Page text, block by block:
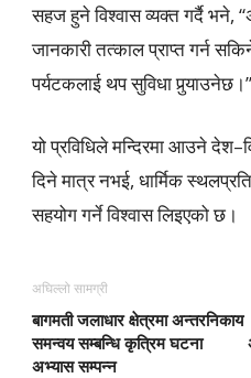
सहज हुने विश्वास व्यक्त गर्दै भने,
जानकारी तत्काल प्राप्त गर्न
पर्यटकलाई थप सुविधा पुर्‍याउनेछ।”
यो प्रविधिले मन्दिरमा आउने
दिने मात्र नभई, धार्मिक
सहयोग गर्ने विश्वास लिइएको छ।
अघिल्लो सामग्री
बागमती जलाधार क्षेत्रमा अन्तरनिकाय
समन्वय सम्बन्धि कृत्रिम घटना
अभ्यास सम्पन्न